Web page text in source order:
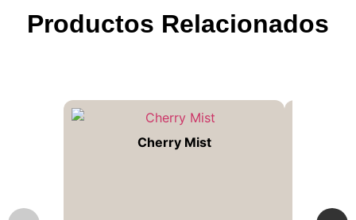
Productos Relacionados
Cherry Mist